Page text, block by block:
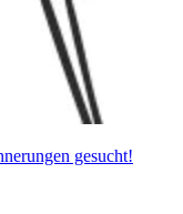
gesucht!